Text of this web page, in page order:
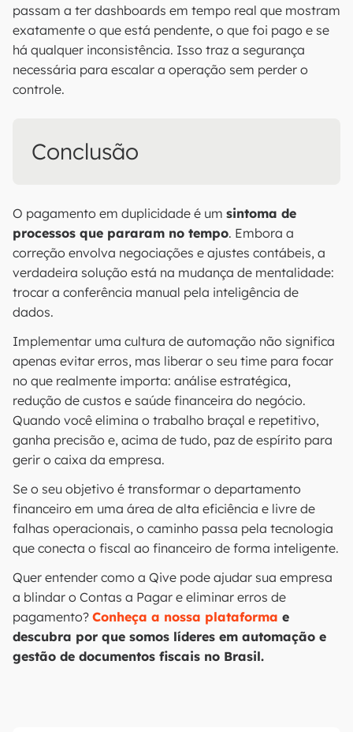
passam a ter dashboards em tempo real que mostram
exatamente o que está pendente, o que foi pago e se
há qualquer inconsistência. Isso traz a segurança
necessária para escalar a operação sem perder o
controle.
Conclusão
O pagamento em duplicidade é um sintoma de
processos que pararam no tempo. Embora a
correção envolva negociações e ajustes contábeis, a
verdadeira solução está na mudança de mentalidade:
trocar a conferência manual pela inteligência de
dados.
Implementar uma cultura de automação não significa
apenas evitar erros, mas liberar o seu time para focar
no que realmente importa: análise estratégica,
redução de custos e saúde financeira do negócio.
Quando você elimina o trabalho braçal e repetitivo,
ganha precisão e, acima de tudo, paz de espírito para
gerir o caixa da empresa.
Se o seu objetivo é transformar o departamento
financeiro em uma área de alta eficiência e livre de
falhas operacionais, o caminho passa pela tecnologia
que conecta o fiscal ao financeiro de forma inteligente.
Quer entender como a Qive pode ajudar sua empresa
a blindar o Contas a Pagar e eliminar erros de
pagamento? Conheça a nossa plataforma e
descubra por que somos líderes em automação e
gestão de documentos fiscais no Brasil.